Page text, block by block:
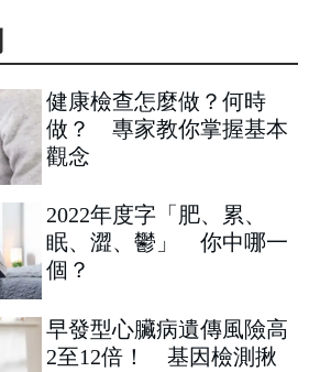
健康檢查怎麼做？何時
做？ 專家教你掌握基本
觀念
2022年度字「肥、累、
眠、澀、鬱」 你中哪一
個？
早發型心臟病遺傳風險高
2至12倍！ 基因檢測揪